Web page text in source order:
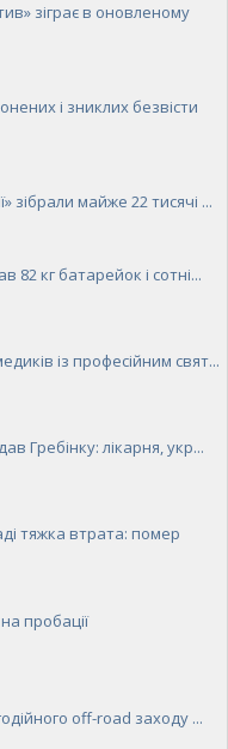
зіграє в оновленому
і зниклих безвісти
зібрали майже 22 тисячі ...
82 кг батарейок і сотні...
із професійним свят...
Гребінку: лікарня, укр...
тяжка втрата: помер
пробації
off-road заходу ...